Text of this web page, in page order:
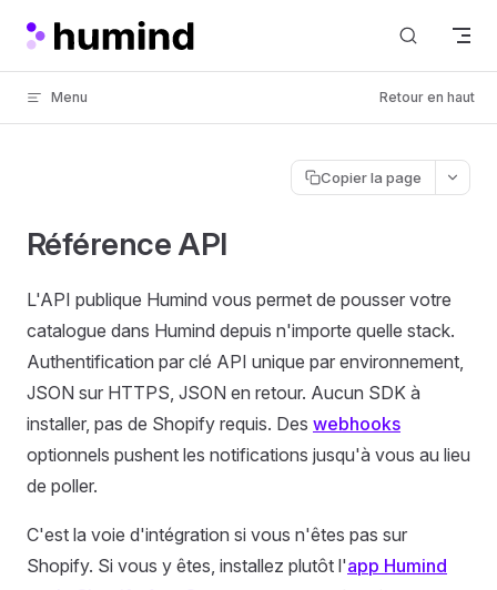
Skip to content
Menu Retour en haut
Copier la page
Référence API
L'API publique Humind vous permet de pousser votre
catalogue dans Humind depuis n'importe quelle stack.
Authentification par clé API unique par environnement,
JSON sur HTTPS, JSON en retour. Aucun SDK à
installer, pas de Shopify requis. Des webhooks
optionnels pushent les notifications jusqu'à vous au lieu
de poller.
C'est la voie d'intégration si vous n'êtes pas sur
Shopify. Si vous y êtes, installez plutôt l'app Humind